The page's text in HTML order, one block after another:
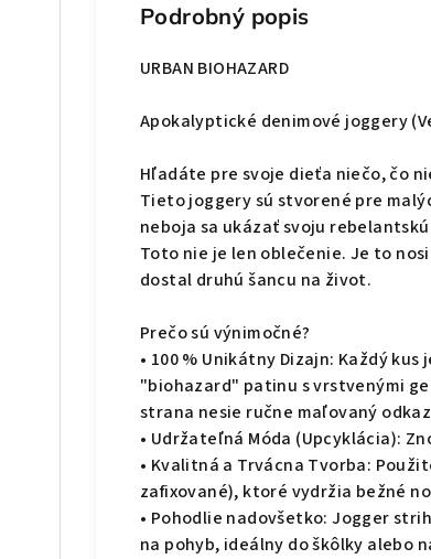
Podrobný popis
URBAN BIOHAZARD
Apokalyptické denimové joggery
Hľadáte pre svoje dieťa niečo, čo
Tieto joggery sú stvorené pre
neboja sa ukázať svoju
Toto nie je len oblečenie. Je to
dostal druhú šancu na život.
Prečo sú výnimočné?
• 100 % Unikátny Dizajn: Každý
"biohazard" patinu s vrstvenými
strana nesie ručne maľovaný
• Udržateľná Móda (Upcyklácia):
• Kvalitná a Trvácna Tvorba:
zafixované), ktoré vydržia bežné
• Pohodlie nadovšetko: Jogger
na pohyb, ideálny do škôlky alebo